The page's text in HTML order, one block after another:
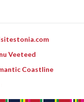
Veeteed
Coastline